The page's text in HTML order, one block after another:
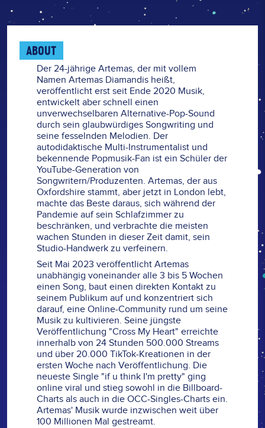
ABOUT
Der 24-jährige Artemas, der mit vollem
Namen Artemas Diamandis heißt,
veröffentlicht erst seit Ende 2020 Musik,
entwickelt aber schnell einen
unverwechselbaren Alternative-Pop-Sound
durch sein glaubwürdiges Songwriting und
seine fesselnden Melodien. Der
autodidaktische Multi-Instrumentalist und
bekennende Popmusik-Fan ist ein Schüler der
YouTube-Generation von
Songwritern/Produzenten. Artemas, der aus
Oxfordshire stammt, aber jetzt in London lebt,
machte das Beste daraus, sich während der
Pandemie auf sein Schlafzimmer zu
beschränken, und verbrachte die meisten
wachen Stunden in dieser Zeit damit, sein
Studio-Handwerk zu verfeinern.
Seit Mai 2023 veröffentlicht Artemas
unabhängig voneinander alle 3 bis 5 Wochen
einen Song, baut einen direkten Kontakt zu
seinem Publikum auf und konzentriert sich
darauf, eine Online-Community rund um seine
Musik zu kultivieren. Seine jüngste
Veröffentlichung "Cross My Heart" erreichte
innerhalb von 24 Stunden 500.000 Streams
und über 20.000 TikTok-Kreationen in der
ersten Woche nach Veröffentlichung. Die
neueste Single "if u think I'm pretty" ging
online viral und stieg sowohl in die Billboard-
Charts als auch in die OCC-Singles-Charts ein.
Artemas' Musik wurde inzwischen weit über
100 Millionen Mal gestreamt.